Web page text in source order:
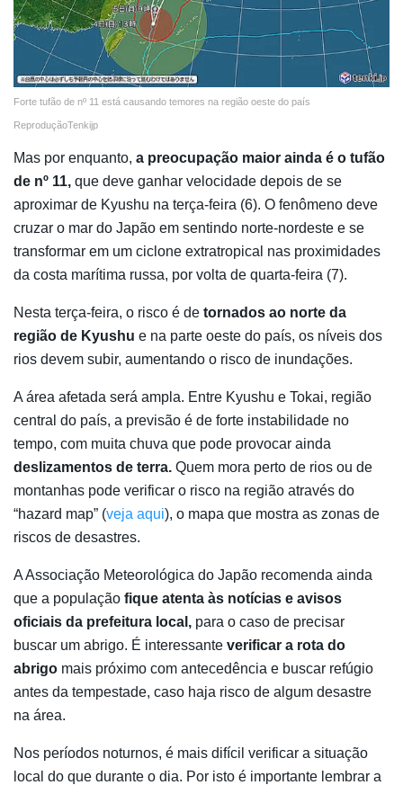
Forte tufão de nº 11 está causando temores na região oeste do país
ReproduçãoTenkijp
Mas por enquanto, a preocupação maior ainda é o tufão
de nº 11, que deve ganhar velocidade depois de se
aproximar de Kyushu na terça-feira (6). O fenômeno deve
cruzar o mar do Japão em sentindo norte-nordeste e se
transformar em um ciclone extratropical nas proximidades
da costa marítima russa, por volta de quarta-feira (7).
Nesta terça-feira, o risco é de tornados ao norte da
região de Kyushu e na parte oeste do país, os níveis dos
rios devem subir, aumentando o risco de inundações.
A área afetada será ampla. Entre Kyushu e Tokai, região
central do país, a previsão é de forte instabilidade no
tempo, com muita chuva que pode provocar ainda
deslizamentos de terra. Quem mora perto de rios ou de
montanhas pode verificar o risco na região através do
“hazard map” (veja aqui), o mapa que mostra as zonas de
riscos de desastres.
A Associação Meteorológica do Japão recomenda ainda
que a população fique atenta às notícias e avisos
oficiais da prefeitura local, para o caso de precisar
buscar um abrigo. É interessante verificar a rota do
abrigo mais próximo com antecedência e buscar refúgio
antes da tempestade, caso haja risco de algum desastre
na área.
Nos períodos noturnos, é mais difícil verificar a situação
local do que durante o dia. Por isto é importante lembrar a